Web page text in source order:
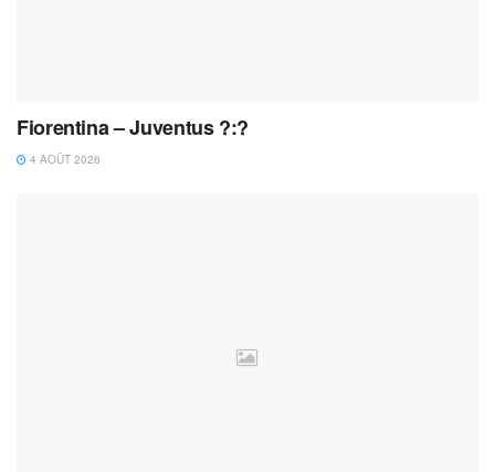
Fiorentina – Juventus ?:?
4 AOÛT 2026